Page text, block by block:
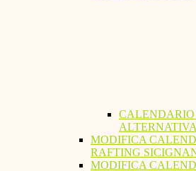
ALTERNATIVA
MODIFICA
RAFTING
MODIFICA